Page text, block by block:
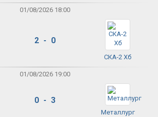
01/08/2026 18:00
2 - 0
СКА-2 Хб
01/08/2026 19:00
0 - 3
Металлург